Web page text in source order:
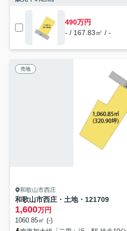
490万円
- / 167.83㎡ / -
売地
和歌山市西庄
和歌山市西庄・土地・121709
1,600万円
1060.85㎡ (-)